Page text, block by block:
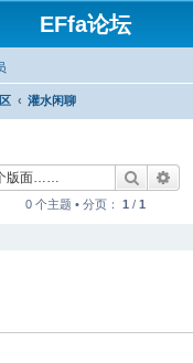
EFfa论坛
灌水闲聊
搜索
0 个主题 • 分页： 1 / 1